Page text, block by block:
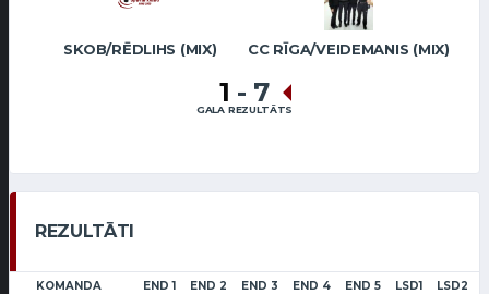
SKOB/RĒDLIHS (MIX) CC RĪGA/VEIDEMANIS (MIX)
1 - 7
GALA REZULTĀTS
REZULTĀTI
KOMANDA END 1 END 2 END 3 END 4 END 5 LSD1 LSD2